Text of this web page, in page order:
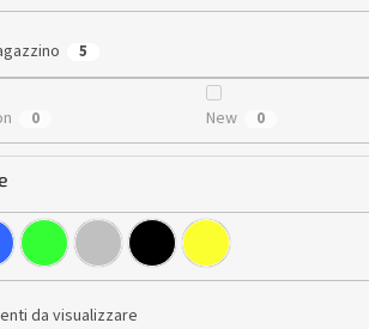
5
0 New 0
da visualizzare